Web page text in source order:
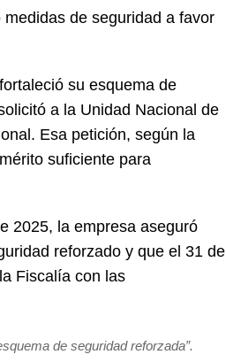
de seguridad a favor
su esquema de
a la Unidad Nacional de
Esa petición, según la
suficiente para
2025, la empresa aseguró
reforzado y que el 31 de
Fiscalía con las
de seguridad reforzada”.